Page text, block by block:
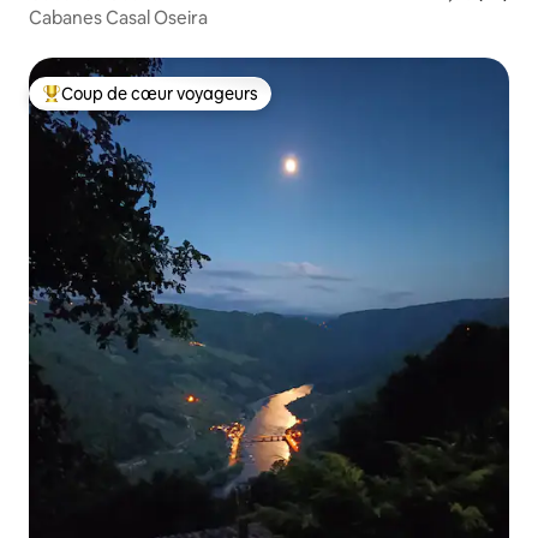
Cabanes Casal Oseira
Coups de cœur voyageurs les plus appréciés
Coup de cœur voyageurs